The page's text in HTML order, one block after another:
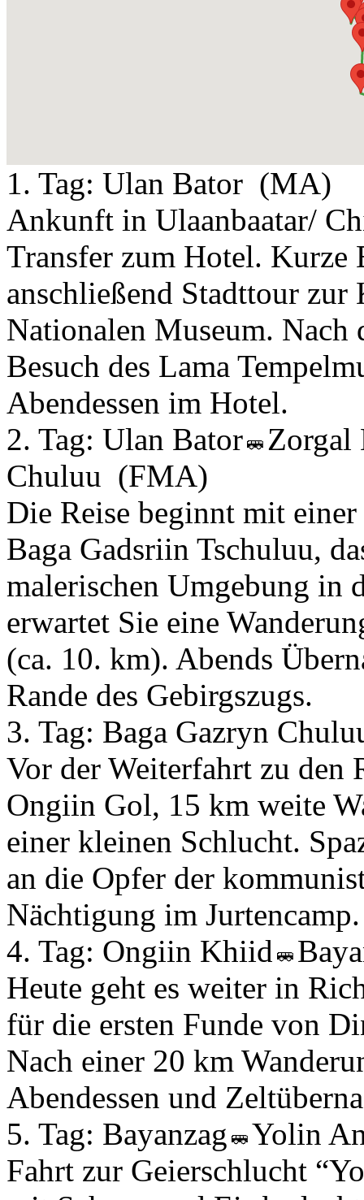
1. Tag: Ulan Bator (MA)
Ankunft in Ulaanbaatar/
Transfer zum Hotel. Kurze
anschließend Stadttour zur
Nationalen Museum. Nach
Besuch des Lama
Abendessen im Hotel.
2. Tag: Ulan Bator
Zorgal
Chuluu (FMA)
Die Reise beginnt mit
Baga Gadsriin Tschuluu,
malerischen Umgebung in
erwartet Sie eine
(ca. 10. km). Abends
Rande des Gebirgszugs.
3. Tag: Baga Gazryn
Vor der Weiterfahrt zu den
Ongiin Gol, 15 km weite
einer kleinen Schlucht.
an die Opfer der
Nächtigung im Jurtencamp.
4. Tag: Ongiin Khiid
Heute geht es weiter in
für die ersten Funde von
Nach einer 20 km
Abendessen und
5. Tag: Bayanzag
Yolin
Fahrt zur Geierschlucht